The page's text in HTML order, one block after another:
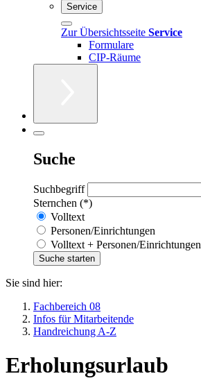
Service
Zur Übersichtsseite Service
Formulare
CIP-Räume
Suche
Suchbegriff
Sternchen (*)
Volltext
Personen/Einrichtungen
Volltext + Personen/Einrichtungen
Sie sind hier:
Fachbereich 08
Infos für Mitarbeitende
Handreichung A-Z
Erholungsurlaub